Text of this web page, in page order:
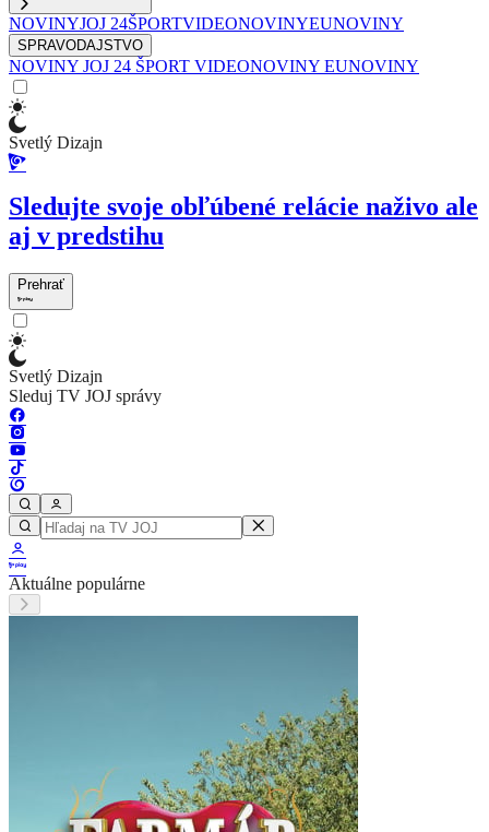
NOVINYJOJ 24ŠPORTVIDEONOVINYEUNOVINY
SPRAVODAJSTVO
NOVINY JOJ 24 ŠPORT VIDEONOVINY EUNOVINY
Svetlý Dizajn
Sledujte svoje obľúbené relácie naživo ale
aj v predstihu
Prehrať
Svetlý Dizajn
Sleduj TV JOJ správy
Aktuálne populárne